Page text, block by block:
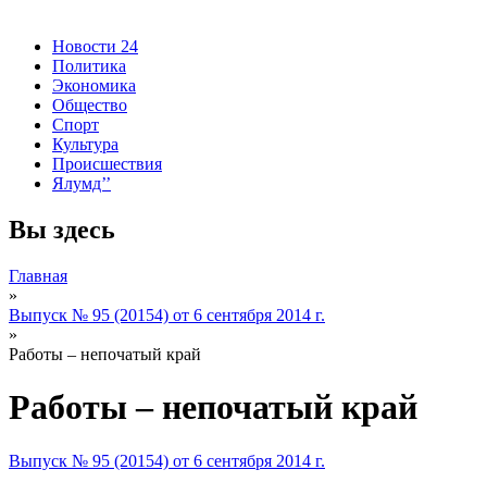
Новости 24
Политика
Экономика
Общество
Спорт
Культура
Происшествия
Ялумд’’
Вы здесь
Главная
»
Выпуск № 95 (20154) от 6 сентября 2014 г.
»
Работы – непочатый край
Работы – непочатый край
Выпуск № 95 (20154) от 6 сентября 2014 г.